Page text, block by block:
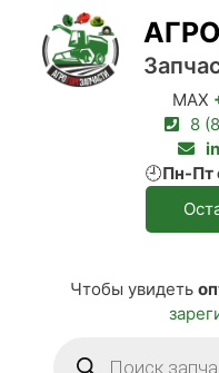
Перейти
содержимому
MAX
8
in
🕘Пн-Пт
Чтобы увидеть
товаров
АГРО